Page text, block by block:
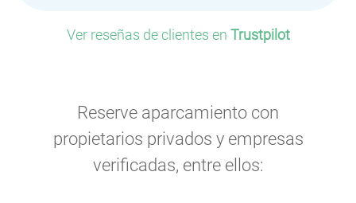
Ver reseñas de clientes en Trustpilot
Reserve aparcamiento con
propietarios privados y empresas
verificadas, entre ellos: